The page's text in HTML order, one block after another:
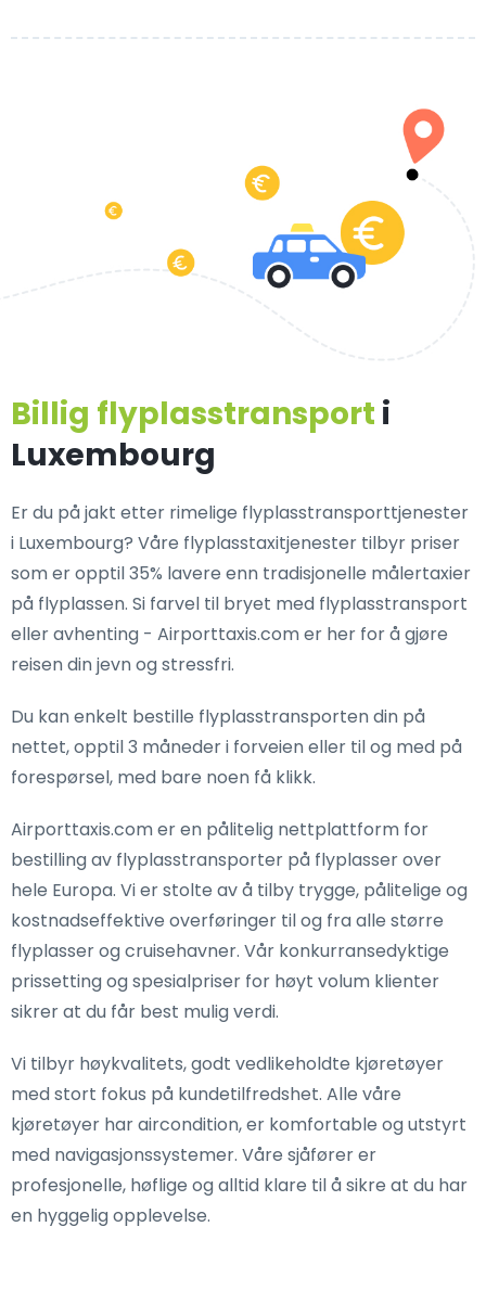
Billig flyplasstransport i
Luxembourg
Er du på jakt etter rimelige flyplasstransporttjenester
i Luxembourg? Våre flyplasstaxitjenester tilbyr priser
som er opptil 35% lavere enn tradisjonelle målertaxier
på flyplassen. Si farvel til bryet med flyplasstransport
eller avhenting - Airporttaxis.com er her for å gjøre
reisen din jevn og stressfri.
Du kan enkelt bestille flyplasstransporten din på
nettet, opptil 3 måneder i forveien eller til og med på
forespørsel, med bare noen få klikk.
Airporttaxis.com er en pålitelig nettplattform for
bestilling av flyplasstransporter på flyplasser over
hele Europa. Vi er stolte av å tilby trygge, pålitelige og
kostnadseffektive overføringer til og fra alle større
flyplasser og cruisehavner. Vår konkurransedyktige
prissetting og spesialpriser for høyt volum klienter
sikrer at du får best mulig verdi.
Vi tilbyr høykvalitets, godt vedlikeholdte kjøretøyer
med stort fokus på kundetilfredshet. Alle våre
kjøretøyer har aircondition, er komfortable og utstyrt
med navigasjonssystemer. Våre sjåfører er
profesjonelle, høflige og alltid klare til å sikre at du har
en hyggelig opplevelse.